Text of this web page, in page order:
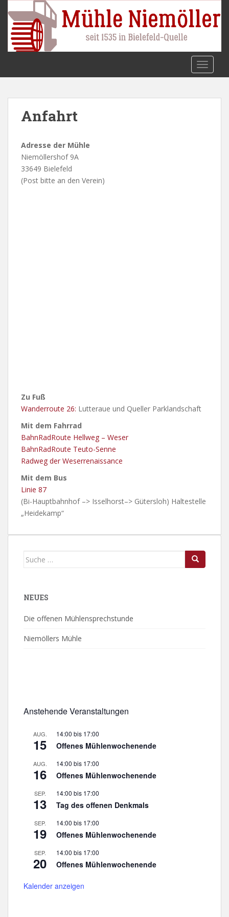
m
Anfahrt
Adresse der Mühle
Niemöllershof 9A
33649 Bielefeld
(Post bitte an den Verein)
Zu Fuß
Wanderroute 26: Lutteraue und Queller Parklandschaft
Mit dem Fahrrad
BahnRadRoute Hellweg – Weser
BahnRadRoute Teuto-Senne
Radweg der Weserrenaissance
Mit dem Bus
Linie 87
(Bi-Hauptbahnhof –> Isselhorst–> Gütersloh) Haltestelle
„Heidekamp“
Suche
NEUES
Die offenen Mühlensprechstunde
Niemöllers Mühle
Anstehende Veranstaltungen
AUG.
15
14:00 bis 17:00
Offenes Mühlenwochenende
AUG.
16
14:00 bis 17:00
Offenes Mühlenwochenende
SEP.
13
14:00 bis 17:00
Tag des offenen Denkmals
SEP.
19
14:00 bis 17:00
Offenes Mühlenwochenende
SEP.
20
14:00 bis 17:00
Offenes Mühlenwochenende
Kalender anzeigen